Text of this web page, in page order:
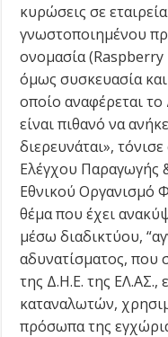
κυρώσεις σε
γνωστοποιημένου
ονομασία (Raspberry
όμως συσκευασία
οποίο αναφέρεται
είναι πιθανό να
διερευνάται»,
Ελέγχου Παραγωγής
Εθνικού Οργανισμό
θέμα που έχει
μέσω διαδικτύου,
αδυνατίσματος,
της Δ.Η.Ε. της ΕΛ.ΑΣ.,
καταναλωτών,
πρόσωπα της